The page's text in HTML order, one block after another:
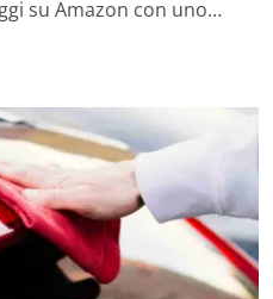
su Amazon con uno…